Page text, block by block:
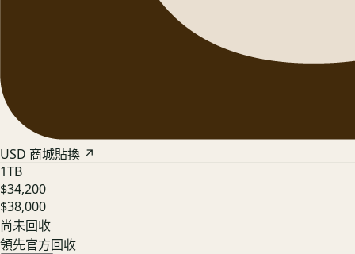
USD 商城貼換 ↗
1TB
$34,200
$38,000
尚未回收
領先官方回收